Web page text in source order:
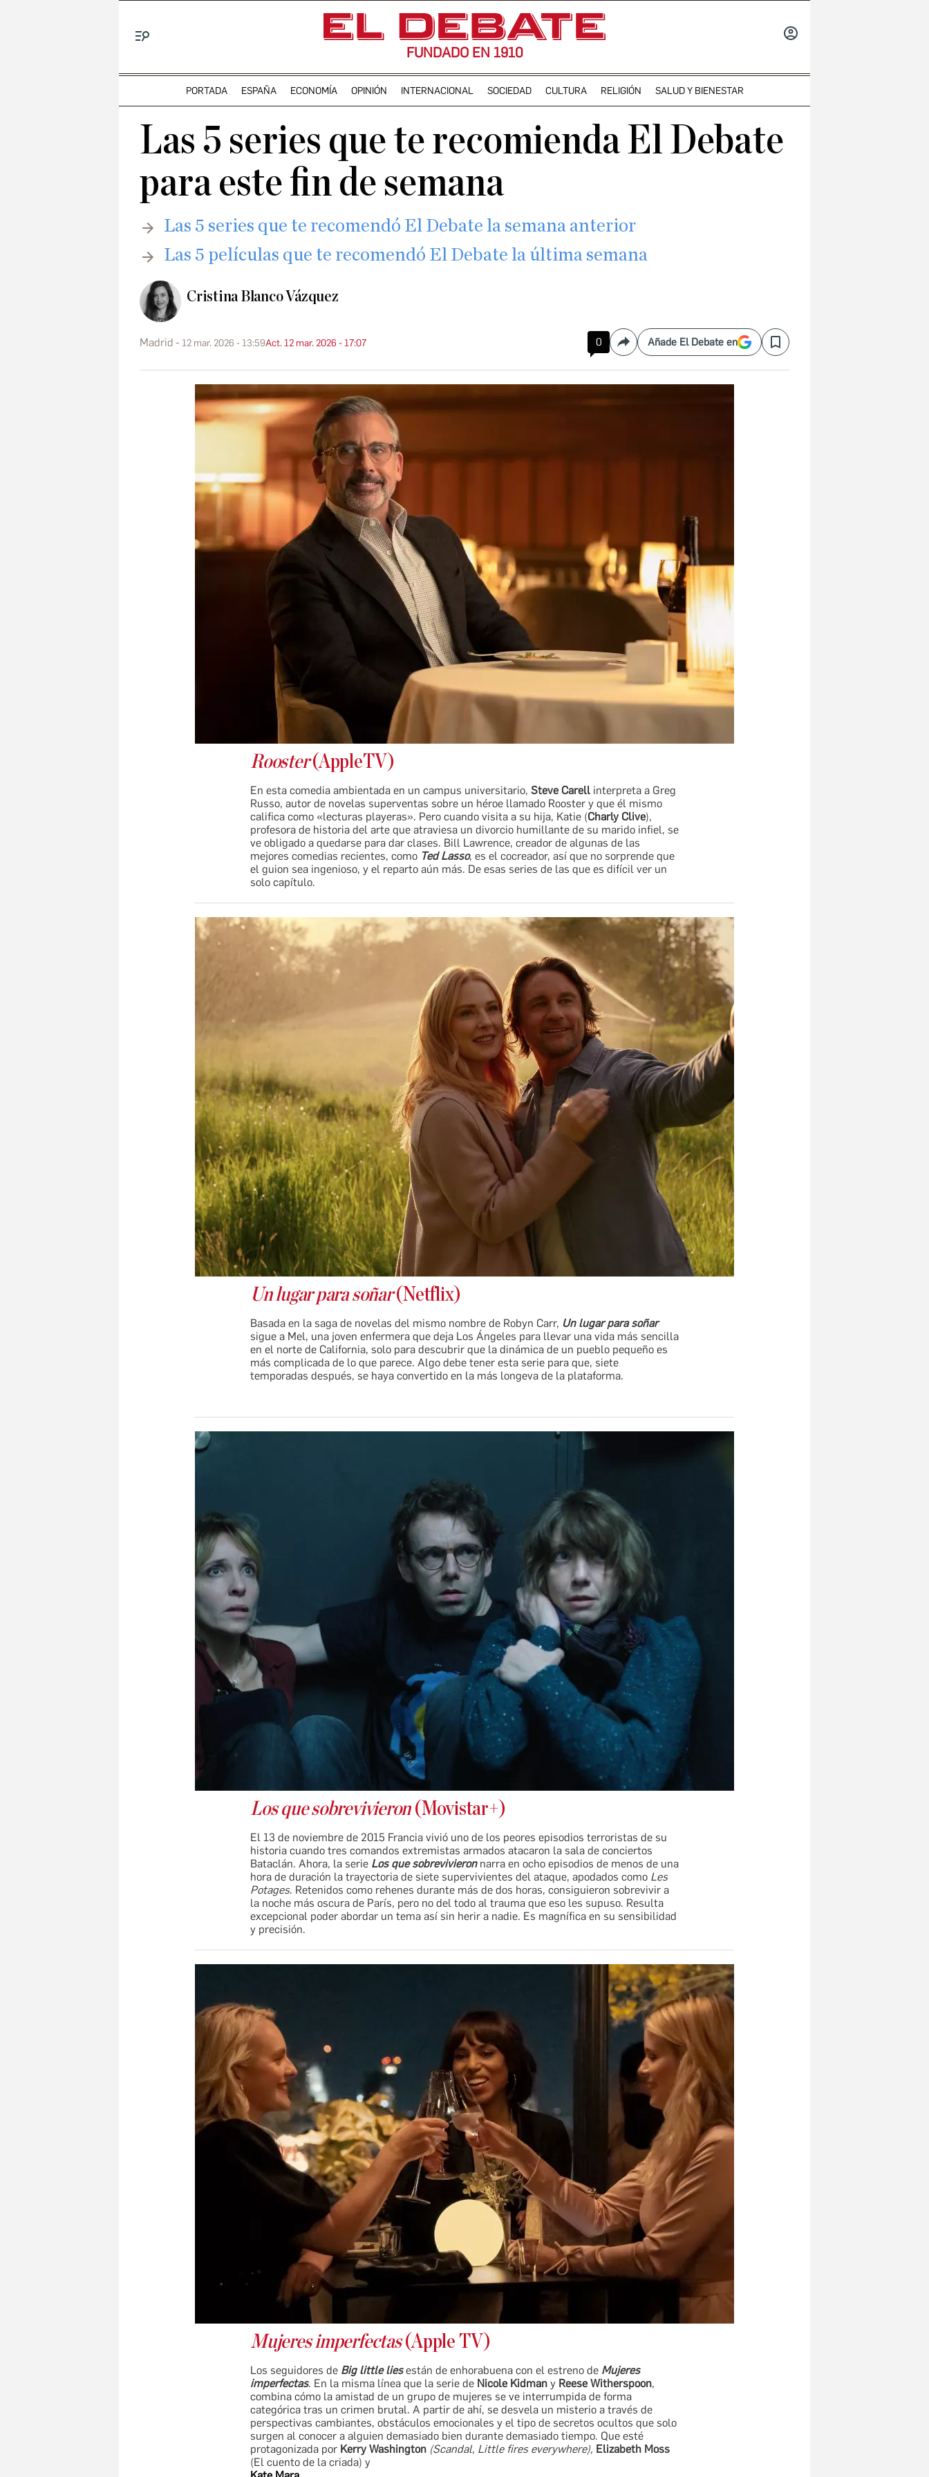
FUNDADO EN 1910
PORTADA ESPAÑA ECONOMÍA OPINIÓN INTERNACIONAL SOCIEDAD CULTURA RELIGIÓN SALUD Y BIENESTAR
Las 5 series que te recomienda El Debate
para este fin de semana
Las 5 series que te recomendó El Debate la semana anterior
Las 5 películas que te recomendó El Debate la última semana
Cristina Blanco Vázquez
Madrid 12 mar. 2026 - 13:59Act. 12 mar. 2026 - 17:07 0 CompartirAñade El Debate en Save
Rooster(AppleTV)
En esta comedia ambientada en un campus universitario, Steve Carell interpreta a Greg
Russo, autor de novelas superventas sobre un héroe llamado Rooster y que él mismo
califica como «lecturas playeras». Pero cuando visita a su hija, Katie (Charly Clive),
profesora de historia del arte que atraviesa un divorcio humillante de su marido infiel, se
ve obligado a quedarse para dar clases. Bill Lawrence, creador de algunas de las
mejores comedias recientes, como Ted Lasso, es el cocreador, así que no sorprende que
el guion sea ingenioso, y el reparto aún más. De esas series de las que es difícil ver un
solo capítulo.
Un lugar para soñar(Netflix)
Basada en la saga de novelas del mismo nombre de Robyn Carr, Un lugar para soñar
sigue a Mel, una joven enfermera que deja Los Ángeles para llevar una vida más sencilla
en el norte de California, solo para descubrir que la dinámica de un pueblo pequeño es
más complicada de lo que parece. Algo debe tener esta serie para que, siete
temporadas después, se haya convertido en la más longeva de la plataforma.
Los que sobrevivieron(Movistar+)
El 13 de noviembre de 2015 Francia vivió uno de los peores episodios terroristas de su
historia cuando tres comandos extremistas armados atacaron la sala de conciertos
Bataclán. Ahora, la serie Los que sobrevivieron narra en ocho episodios de menos de una
hora de duración la trayectoria de siete supervivientes del ataque, apodados como Les
Potages. Retenidos como rehenes durante más de dos horas, consiguieron sobrevivir a
la noche más oscura de París, pero no del todo al trauma que eso les supuso. Resulta
excepcional poder abordar un tema así sin herir a nadie. Es magnífica en su sensibilidad
y precisión.
Mujeres imperfectas(Apple TV)
Los seguidores de Big little liesestán de enhorabuena con el estreno de Mujeres
imperfectas. En la misma línea que la serie de Nicole Kidman y Reese Witherspoon,
combina cómo la amistad de un grupo de mujeres se ve interrumpida de forma
categórica tras un crimen brutal. A partir de ahí, se desvela un misterio a través de
perspectivas cambiantes, obstáculos emocionales y el tipo de secretos ocultos que solo
surgen al conocer a alguien demasiado bien durante demasiado tiempo. Que esté
protagonizada por Kerry Washington (Scandal, Little fires everywhere), Elizabeth Moss
(El cuento de la criada) y